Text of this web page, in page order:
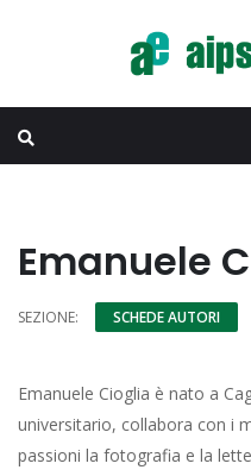
Emanuele
SEZIONE: SCHEDE AUTORI
Emanuele Cioglia è nato a
universitario, collabora con i
passioni la fotografia e la